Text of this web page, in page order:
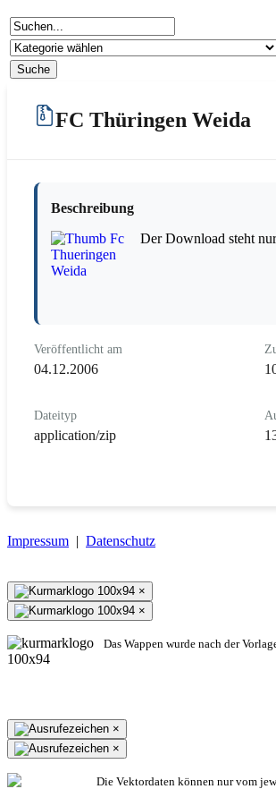
FC Thüringen Weida
Beschreibung
Der Download steht
Veröffentlicht am
04.12.2006
Dateityp
application/zip
Impressum | Datenschutz
×
×
Das Wappen wurde nach der
×
×
Die Vektordaten können nur vom